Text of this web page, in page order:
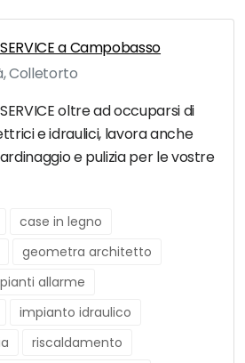
SERVICE a Campobasso
Colletorto
SERVICE oltre ad occuparsi di
e idraulici, lavora anche
e pulizia per le vostre
case in legno
geometra architetto
allarme
impianto idraulico
riscaldamento